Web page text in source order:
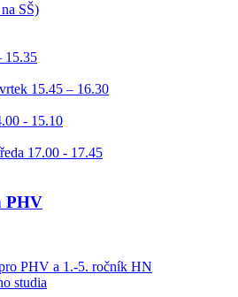
SŠ)
15.35
15.45 – 16.30
- 15.10
17.00 - 17.45
PHV
PHV a 1.-5. ročník HN
studia